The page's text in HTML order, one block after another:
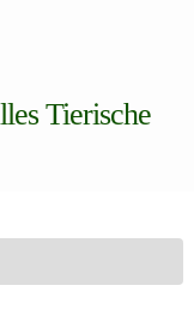
Tierische